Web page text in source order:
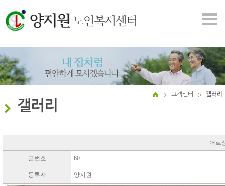
고객센터 갤러리
갤러리
어르
글번호 60
등록자 양지원